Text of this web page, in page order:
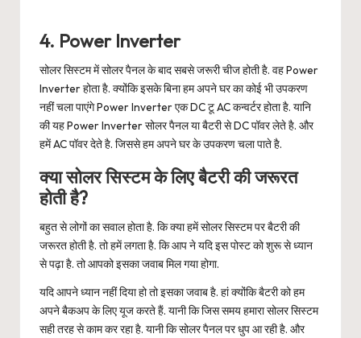
4. Power Inverter
सोलर सिस्टम में सोलर पैनल के बाद सबसे जरूरी चीज होती है. वह Power
Inverter होता है. क्योंकि इसके बिना हम अपने घर का कोई भी उपकरण
नहीं चला पाएंगे Power Inverter एक DC टू AC कन्वर्टर होता है. यानि
की यह Power Inverter सोलर पैनल या बैटरी से DC पॉवर लेते है. और
हमें AC पॉवर देते है. जिससे हम अपने घर के उपकरण चला पाते है.
क्या सोलर सिस्टम के लिए बैटरी की जरूरत
होती है?
बहुत से लोगों का सवाल होता है. कि क्या हमें सोलर सिस्टम पर बैटरी की
जरूरत होती है. तो हमें लगता है. कि आप ने यदि इस पोस्ट को शुरू से ध्यान
से पढ़ा है. तो आपको इसका जवाब मिल गया होगा.
यदि आपने ध्यान नहीं दिया हो तो इसका जवाब है. हां क्योंकि बैटरी को हम
अपने बैकअप के लिए यूज करते हैं. यानी कि जिस समय हमारा सोलर सिस्टम
सही तरह से काम कर रहा है. यानी कि सोलर पैनल पर धुप आ रही है. और